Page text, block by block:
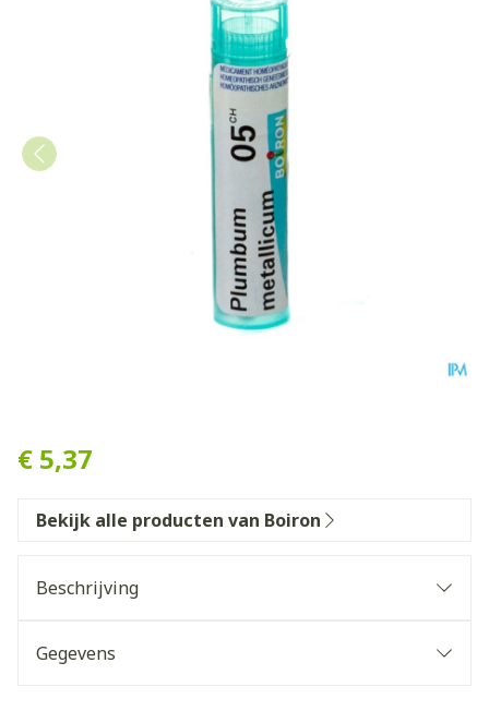
€ 5,37
Bekijk alle producten van Boiron
Beschrijving
Gegevens